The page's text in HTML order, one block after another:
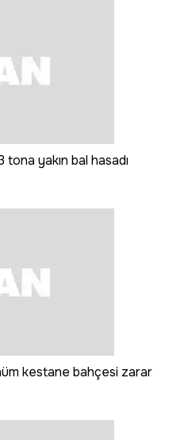
tona yakın bal hasadı
kestane bahçesi zarar